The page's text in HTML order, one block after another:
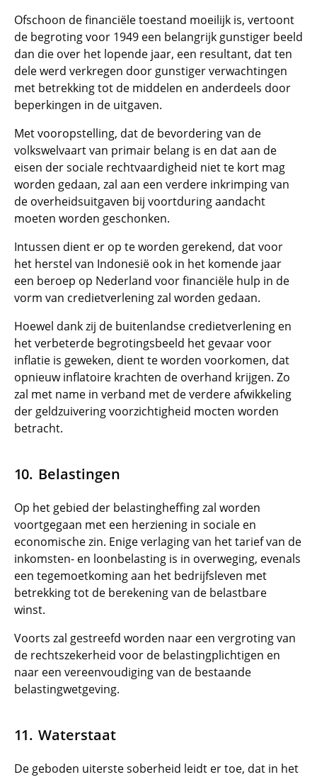
Ofschoon de financiële toestand moeilijk is, vertoont
de begroting voor 1949 een belangrijk gunstiger beeld
dan die over het lopende jaar, een resultant, dat ten
dele werd verkregen door gunstiger verwachtingen
met betrekking tot de middelen en anderdeels door
beperkingen in de uitgaven.
Met vooropstelling, dat de bevordering van de
volkswelvaart van primair belang is en dat aan de
eisen der sociale rechtvaardigheid niet te kort mag
worden gedaan, zal aan een verdere inkrimping van
de overheidsuitgaven bij voortduring aandacht
moeten worden geschonken.
Intussen dient er op te worden gerekend, dat voor
het herstel van Indonesië ook in het komende jaar
een beroep op Nederland voor financiële hulp in de
vorm van credietverlening zal worden gedaan.
Hoewel dank zij de buitenlandse credietverlening en
het verbeterde begrotingsbeeld het gevaar voor
inflatie is geweken, dient te worden voorkomen, dat
opnieuw inflatoire krachten de overhand krijgen. Zo
zal met name in verband met de verdere afwikkeling
der geldzuivering voorzichtigheid mocten worden
betracht.
Belastingen
Op het gebied der belastingheffing zal worden
voortgegaan met een herziening in sociale en
economische zin. Enige verlaging van het tarief van de
inkomsten- en loonbelasting is in overweging, evenals
een tegemoetkoming aan het bedrijfsleven met
betrekking tot de berekening van de belastbare
winst.
Voorts zal gestreefd worden naar een vergroting van
de rechtszekerheid voor de belastingplichtigen en
naar een vereenvoudiging van de bestaande
belastingwetgeving.
Waterstaat
De geboden uiterste soberheid leidt er toe, dat in het